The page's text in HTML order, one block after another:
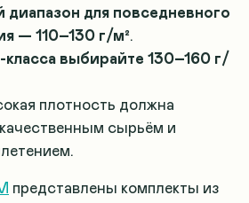
для повседневного
— 110–130 г/м².
выбирайте 130–160 г/
плотность должна
сырьём и
представлены комплекты из